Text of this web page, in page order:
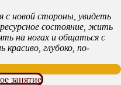
с новой стороны, увидеть
состояние, жить
на ногах и общаться с
глубоко, по-
занятие